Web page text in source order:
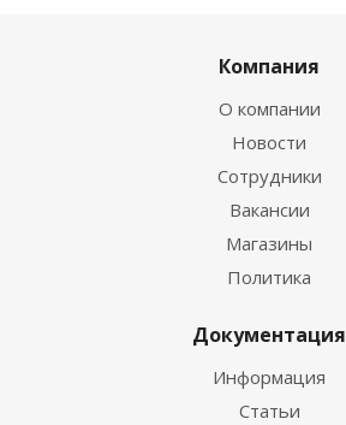
Компания
О компании
Новости
Сотрудники
Вакансии
Магазины
Политика
Документация
Информация
Статьи